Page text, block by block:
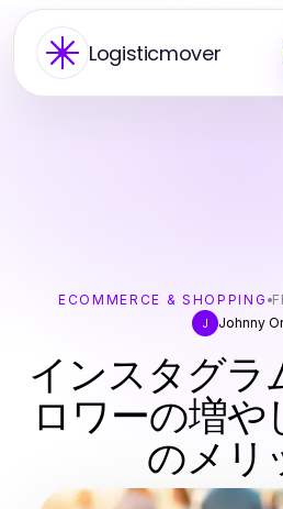
Logisticmover
ECOMMERCE & SHOPPING
J
Johnny
インスタグラ
ロワーの増や
のメリ